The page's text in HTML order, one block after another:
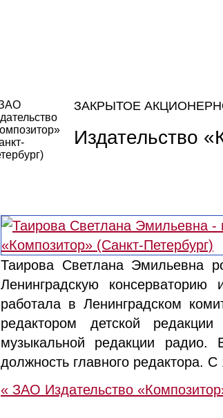
ЗАКРЫТОЕ
Издательство
Таирова Светлана Эмильевна
Ленинградскую
работала в Ленинградском
редактором детской
музыкальной редакции
должность главного редактора.
« ЗАО Издательство